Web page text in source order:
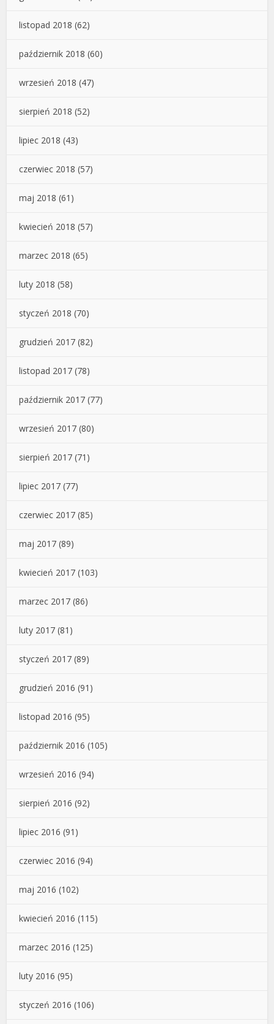
listopad 2018 (62)
październik 2018 (60)
wrzesień 2018 (47)
sierpień 2018 (52)
lipiec 2018 (43)
czerwiec 2018 (57)
maj 2018 (61)
kwiecień 2018 (57)
marzec 2018 (65)
luty 2018 (58)
styczeń 2018 (70)
grudzień 2017 (82)
listopad 2017 (78)
październik 2017 (77)
wrzesień 2017 (80)
sierpień 2017 (71)
lipiec 2017 (77)
czerwiec 2017 (85)
maj 2017 (89)
kwiecień 2017 (103)
marzec 2017 (86)
luty 2017 (81)
styczeń 2017 (89)
grudzień 2016 (91)
listopad 2016 (95)
październik 2016 (105)
wrzesień 2016 (94)
sierpień 2016 (92)
lipiec 2016 (91)
czerwiec 2016 (94)
maj 2016 (102)
kwiecień 2016 (115)
marzec 2016 (125)
luty 2016 (95)
styczeń 2016 (106)